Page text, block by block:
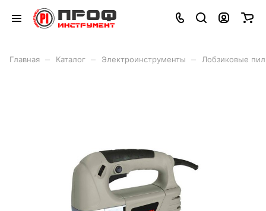
Главная Каталог Электроинструменты Лобзиковые